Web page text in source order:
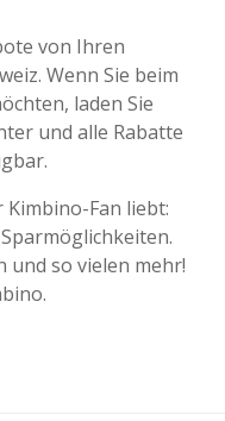
von Ihren
Wenn Sie beim
laden Sie
und alle Rabatte
Kimbino-Fan liebt:
und so vielen mehr!